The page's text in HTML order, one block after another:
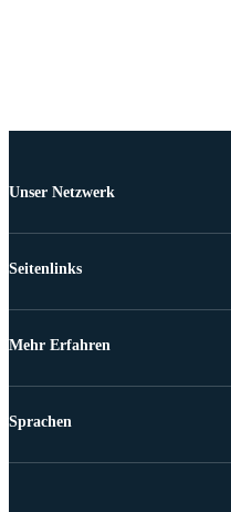
Unser Netzwerk
Seitenlinks
Mehr Erfahren
Sprachen